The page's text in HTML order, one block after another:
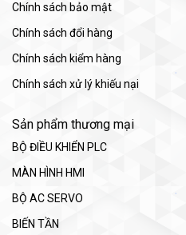
Chính sách bảo mật
Chính sách đổi hàng
Chính sách kiểm hàng
Chính sách xử lý khiếu nại
Sản phẩm thương mại
BỘ ĐIỀU KHIỂN PLC
MÀN HÌNH HMI
BỘ AC SERVO
BIẾN TẦN